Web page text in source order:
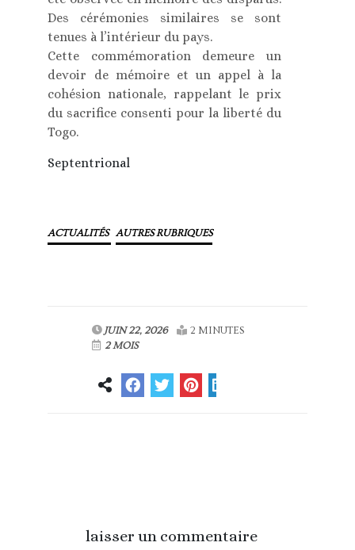
Des cérémonies similaires se sont
tenues à l’intérieur du pays.
Cette commémoration demeure un
devoir de mémoire et un appel à la
cohésion nationale, rappelant le prix
du sacrifice consenti pour la liberté du
Togo.
Septentrional
ACTUALITÉS AUTRES RUBRIQUES
JUIN 22, 2026
2 MINUTES
2 MOIS
laisser un commentaire